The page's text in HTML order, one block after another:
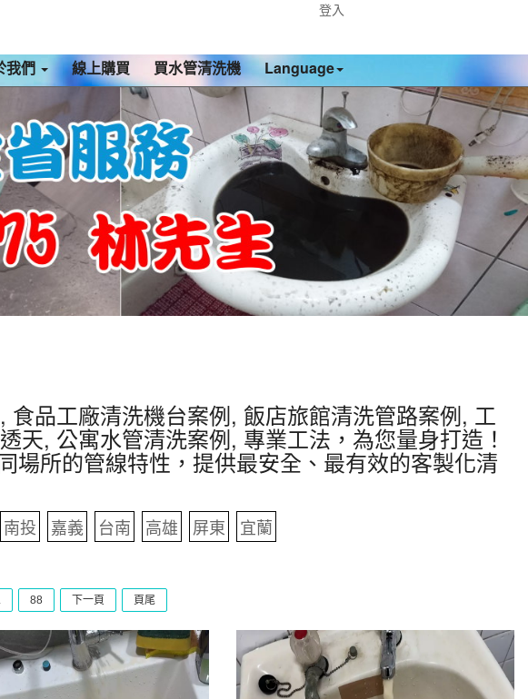
登入
我們 線上購買 買水管清洗機 Language
品工廠清洗機台案例, 飯店旅館清洗管路案例, 工
, 公寓水管清洗案例, 專業工法，為您量身打造！
場所的管線特性，提供最安全、最有效的客製化清
南投 嘉義 台南 高雄 屏東
宜蘭
88 下一頁 頁尾